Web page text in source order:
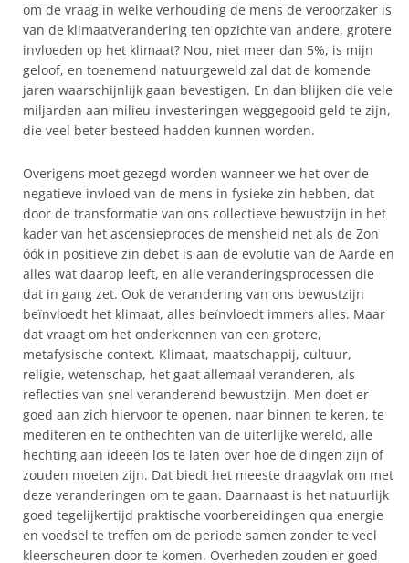
om de vraag in welke verhouding de mens de veroorzaker is
van de klimaatverandering ten opzichte van andere, grotere
invloeden op het klimaat? Nou, niet meer dan 5%, is mijn
geloof, en toenemend natuurgeweld zal dat de komende
jaren waarschijnlijk gaan bevestigen. En dan blijken die vele
miljarden aan milieu-investeringen weggegooid geld te zijn,
die veel beter besteed hadden kunnen worden.
Overigens moet gezegd worden wanneer we het over de
negatieve invloed van de mens in fysieke zin hebben, dat
door de transformatie van ons collectieve bewustzijn in het
kader van het ascensieproces de mensheid net als de Zon
óók in positieve zin debet is aan de evolutie van de Aarde en
alles wat daarop leeft, en alle veranderingsprocessen die
dat in gang zet. Ook de verandering van ons bewustzijn
beïnvloedt het klimaat, alles beïnvloedt immers alles. Maar
dat vraagt om het onderkennen van een grotere,
metafysische context. Klimaat, maatschappij, cultuur,
religie, wetenschap, het gaat allemaal veranderen, als
reflecties van snel veranderend bewustzijn. Men doet er
goed aan zich hiervoor te openen, naar binnen te keren, te
mediteren en te onthechten van de uiterlijke wereld, alle
hechting aan ideeën los te laten over hoe de dingen zijn of
zouden moeten zijn. Dat biedt het meeste draagvlak om met
deze veranderingen om te gaan. Daarnaast is het natuurlijk
goed tegelijkertijd praktische voorbereidingen qua energie
en voedsel te treffen om de periode samen zonder te veel
kleerscheuren door te komen. Overheden zouden er goed